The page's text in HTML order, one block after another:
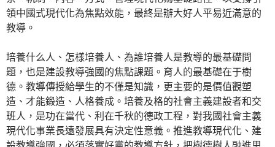
領中國式現代化為焦點效能，最終是辦大好人平易近滿意的
教導。
培養什么人、怎樣培養人、為誰培養人是教導的最基礎問
題，也是建設教導強國的焦點課題。育人的最基礎在于樹
德。教導傳授給學生的不僅是知識，更主要的是價值觀塑
造、才能鍛造、人格養成。培養及格的社會主義建設者和交
班人，是功在當代、利在千秋的德政工程，對我國社會主義
現代化事業長遠發展具有決定性意義。推進教導現代化、建